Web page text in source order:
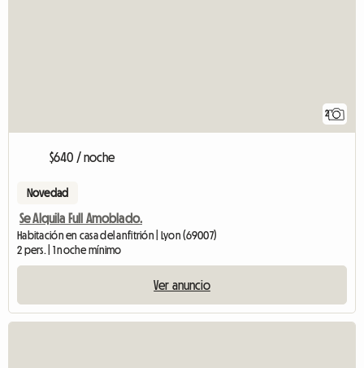
2
$640 / noche
Novedad
Se Alquila Full Amoblado.
Habitación en casa del anfitrión | Lyon (69007)
2 pers. | 1 noche mínimo
Ver anuncio